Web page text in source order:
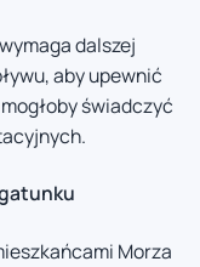
dalszej
aby upewnić
świadczyć
Morza